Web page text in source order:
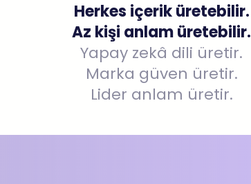
Herkes içerik üretebilir.
Az kişi anlam üretebilir.
Yapay zekâ dili üretir.
Marka güven üretir.
Lider anlam üretir.